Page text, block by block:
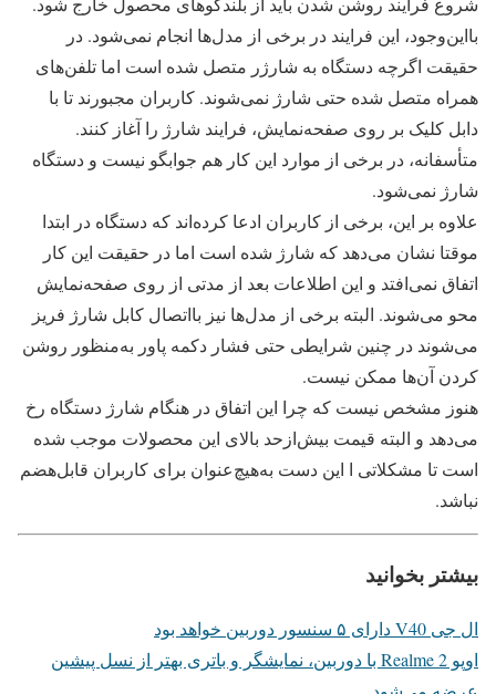
بااین‌وجود، این فرایند در برخی از مدل‌ها انجام نمی‌شود. در
حقیقت اگرچه دستگاه به شارژر متصل شده است اما تلفن‌های
همراه متصل شده حتی شارژ نمی‌شوند. کاربران مجبورند تا با
دابل کلیک بر روی صفحه‌نمایش، فرایند شارژ را آغاز کنند.
متأسفانه، در برخی از موارد این کار هم جوابگو نیست و دستگاه
شارژ نمی‌شود.
علاوه بر این، برخی از کاربران ادعا کرده‌اند که دستگاه در ابتدا
موقتا نشان می‌دهد که شارژ شده است اما در حقیقت این کار
اتفاق نمی‌افتد و این اطلاعات بعد از مدتی از روی صفحه‌نمایش
محو می‌شوند. البته برخی از مدل‌ها نیز بااتصال کابل شارژ فریز
می‌شوند در چنین شرایطی حتی فشار دکمه پاور به‌منظور روشن
کردن آن‌ها ممکن نیست.
هنوز مشخص نیست که چرا این اتفاق در هنگام شارژ دستگاه رخ
می‌دهد و البته قیمت بیش‌ازحد بالای این محصولات موجب شده
است تا مشکلاتی ا این دست به‌هیچ‌عنوان برای کاربران قابل‌هضم
نباشد.
بیشتر بخوانید
ال جی V40 دارای ۵ سنسور دوربین خواهد بود
اوپو Realme 2 با دوربین، نمایشگر و باتری بهتر از نسل پیشین